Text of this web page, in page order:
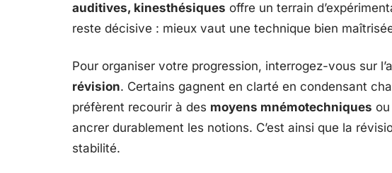
auditives, kinesthésiques offre un terrain
reste décisive : mieux vaut une technique bien
Pour organiser votre progression, interrogez-vous sur
révision. Certains gagnent en clarté en condensant
préfèrent recourir à des moyens mnémotechniques
ancrer durablement les notions. C’est ainsi que la
stabilité.